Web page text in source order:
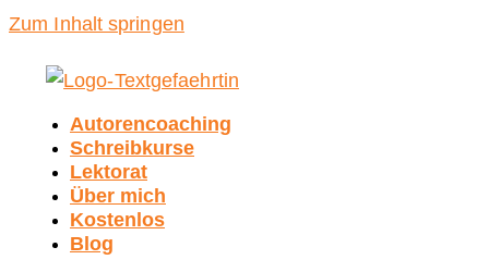
Zum Inhalt springen
Autorencoaching
Schreibkurse
Lektorat
Über mich
Kostenlos
Blog